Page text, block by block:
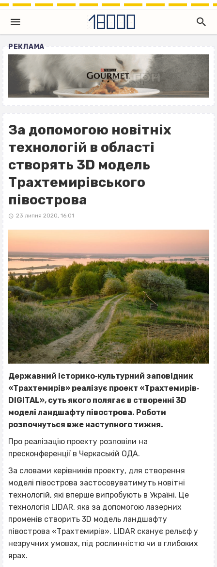
РЕКЛАМА
За допомогою новітніх
технологій в області
створять 3D модель
Трахтемирівського
півострова
23 липня 2020, 16:01
Державний історико‐культурний заповідник
«Трахтемирів» реалізує проект «Трахтемирів‐
DIGITAL», суть якого полягає в створенні 3D
моделі ландшафту півострова. Роботи
розпочнуться вже наступного тижня.
Про реалізацію проекту розповіли на
пресконференції в Черкаській ОДА.
За словами керівників проекту, для створення
моделі півострова застосовуватимуть новітні
технологій, які вперше випробують в Україні. Це
технологія LIDAR, яка за допомогою лазерних
променів створить 3D модель ландшафту
півострова «Трахтемирів». LIDAR сканує рельєф у
незручних умовах, під рослинністю чи в глибоких
ярах.